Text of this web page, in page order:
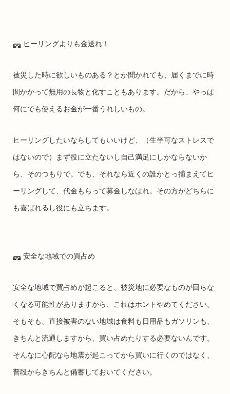
ヒーリングよりも金送れ！
被災した時に欲しいものある？とか聞かれても、届くまでに時
間かかって無用の長物と化すこともあります。だから、やっぱ
何にでも使えるお金が一番うれしいもの。
ヒーリングしたいならしてもいいけど、（生半可なストレスで
はないので）まず役に立たないし自己満足にしかならないか
ら、そのつもりで。でも、それなら近くの誰かとっ捕まえてヒ
ーリングして、代金もらって募金しなはれ。その方がどちらに
も喜ばれるし役にも立ちます。
安全な地域での買占め
安全な地域で買占めが起こると、被災地に必要なものが回らな
くなる可能性がありますから、これはホントやめてください。
そもそも、直接被害のない地域は食料も日用品もガソリンも、
きちんと流通しますから、買い占めたりする必要ないんです。
そんなに心配なら地震が起こってから買いに行くのではなく、
普段からきちんと備蓄しておいてください。